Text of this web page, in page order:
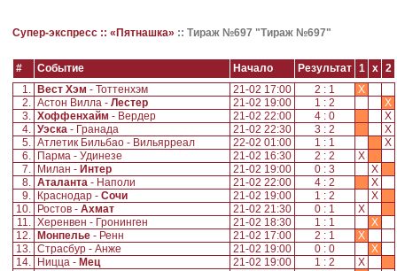
Супер-экспресс :: «Пятнашка» :: Тираж №697 "Тираж №697"
# Событие Начало Результат 1 x
2
1.
Вест Хэм - Тоттенхэм 21-02 17:00 2 : 1
X
2. Астон Вилла - Лестер 21-02 19:00 1 : 2
X
3. Хоффенхайм - Вердер 21-02 22:00 4 : 0
X
4. Уэска - Гранада 21-02 22:30 3 : 2
X
5. Атлетик Бильбао - Вильярреал 22-02 01:00 1 : 1
X
6.
Парма - Удинезе 21-02 16:30 2 : 2
X
7.
Милан - Интер 21-02 19:00 0 : 3
X
8. Аталанта - Наполи 21-02 22:00 4 : 2
X
9.
Краснодар - Сочи 21-02 19:00 1 : 2
X
10.
Ростов - Ахмат 21-02 21:30 0 : 1
X
11. Херенвен - Гронинген 21-02 18:30 1 : 1
X
12.
Монпелье - Ренн 21-02 17:00 2 : 1
X
13. Страсбур - Анже 21-02 19:00 0 : 0
X
14.
Ницца - Мец 21-02 19:00 1 : 2
X